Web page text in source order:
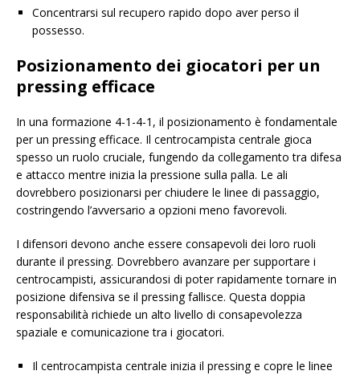
Concentrarsi sul recupero rapido dopo aver perso il
possesso.
Posizionamento dei giocatori per un
pressing efficace
In una formazione 4-1-4-1, il posizionamento è fondamentale
per un pressing efficace. Il centrocampista centrale gioca
spesso un ruolo cruciale, fungendo da collegamento tra difesa
e attacco mentre inizia la pressione sulla palla. Le ali
dovrebbero posizionarsi per chiudere le linee di passaggio,
costringendo l’avversario a opzioni meno favorevoli.
I difensori devono anche essere consapevoli dei loro ruoli
durante il pressing. Dovrebbero avanzare per supportare i
centrocampisti, assicurandosi di poter rapidamente tornare in
posizione difensiva se il pressing fallisce. Questa doppia
responsabilità richiede un alto livello di consapevolezza
spaziale e comunicazione tra i giocatori.
Il centrocampista centrale inizia il pressing e copre le linee